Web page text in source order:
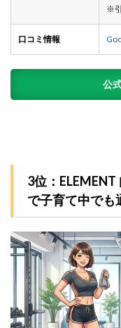
※
口コミ情報
公
3位：
で子育て中でも